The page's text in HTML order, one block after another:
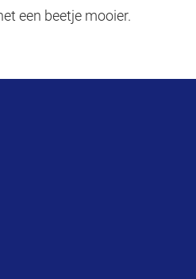
een beetje mooier.